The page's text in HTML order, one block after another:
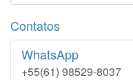
Contatos
WhatsApp
+55(61) 98529-8037